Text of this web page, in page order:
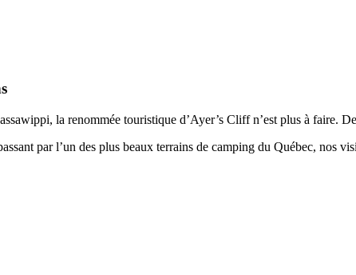
la renommée touristique d’Ayer’s Cliff n’est plus à faire.
par l’un des plus beaux terrains de camping du Québec, nos